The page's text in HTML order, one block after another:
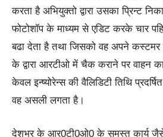
करता है अभियुक्तो द्वारा उसका प्रिन्ट
फोटोशॉप के माध्यम से एडिट करके चार
बढा देता है तथा जिसको वह अपने कस्टमर
के द्वारा आरटीओ में चैक कराने पर वाहन
केवल इन्ष्योरेन्स की वैलिडिटी तिथि
वह असली लगता है।
देशभर के आर0टी0ओ0 के समस्त कार्य